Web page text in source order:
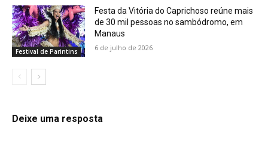
Festival de Parintins
Festa da Vitória do Caprichoso reúne mais
de 30 mil pessoas no sambódromo, em
Manaus
6 de julho de 2026
Deixe uma resposta